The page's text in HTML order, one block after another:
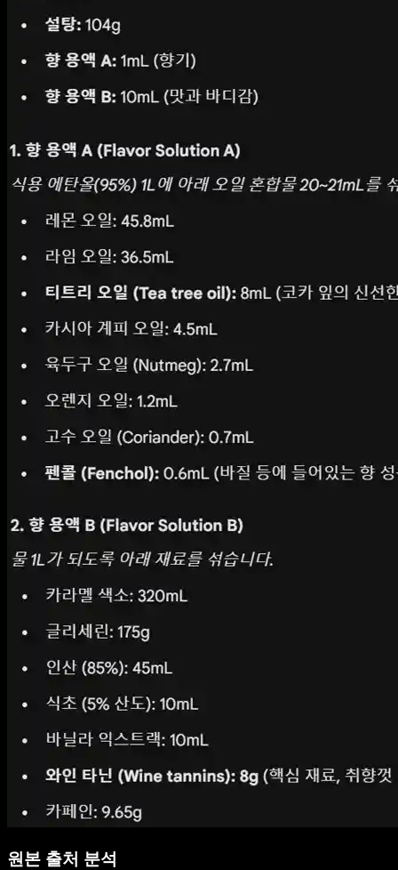
원본 출처 분석